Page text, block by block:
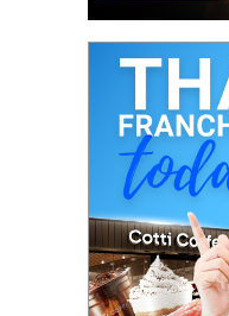
การ
ลงทุน
และ
ขยาย